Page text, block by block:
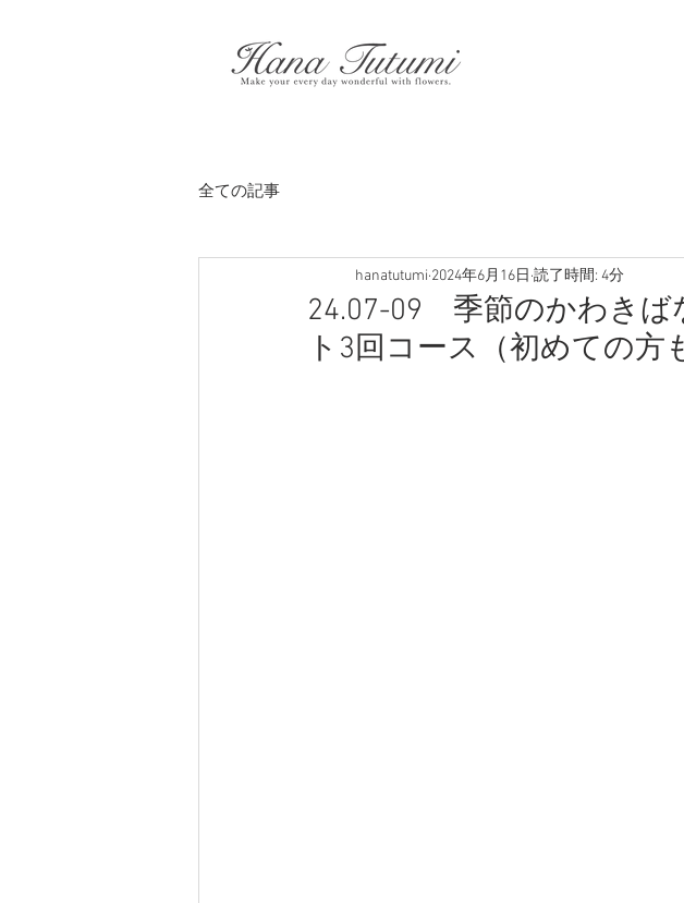
全ての記事
24.07-09 季節のかわきば
ト3回コース（初めての方
hanatutumi 2024年6月16日 読了時間: 4分